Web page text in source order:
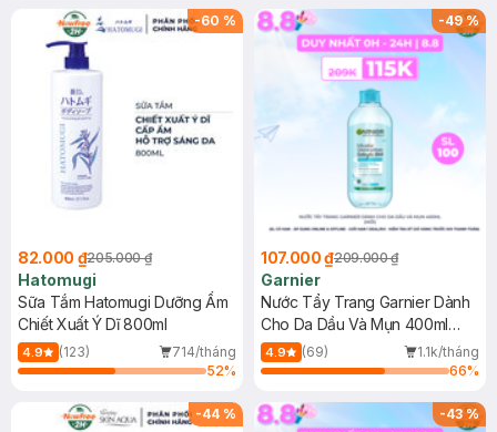
(SL có hạn)
-60 %
82.000 ₫205.000 ₫
Hatomugi
Sữa Tắm Hatomugi Dưỡng Ẩm
Chiết Xuất Ý Dĩ 800ml
4.9 (123)
714/tháng
52%
-49%
107.000 ₫209.000 ₫
Garnier
Nước Tẩy Trang Garnier Dành
Cho Da Dầu Và Mụn 400ml
(Mới)
4.9 (69)
1.1k/tháng
66%
-44 % -43%